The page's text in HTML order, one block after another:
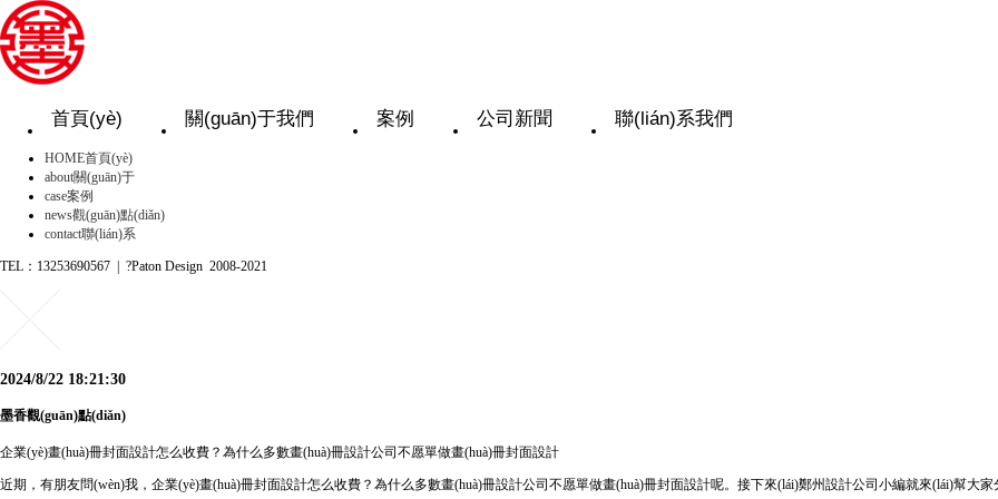
首頁(yè) 關(guān)于我們 案例 公司新聞 聯(lián)系我們
HOME首頁(yè)
about關(guān)于
case案例
news觀(guān)點(diǎn)
contact聯(lián)系
TEL：13253690567 | ?Paton Design 2008-2021
2024/8/22 18:21:30
墨香觀(guān)點(diǎn)
企業(yè)畫(huà)冊封面設計怎么收費？為什么多數畫(huà)冊設計公司不愿單做畫(huà)冊封面設計
近期，有朋友問(wèn)我，企業(yè)畫(huà)冊封面設計怎么收費？為什么多數畫(huà)冊設計公司不愿單做畫(huà)冊封面設計呢。接下來(lái)鄭州設計公司小編就來(lái)幫大